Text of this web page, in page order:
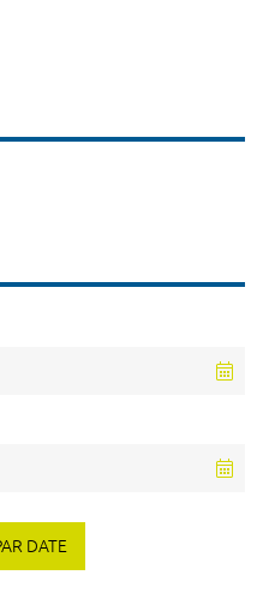
DATE